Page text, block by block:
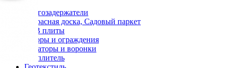
Снегозадержатели
Террасная доска, Садовый паркет
OSB плиты
Заборы и ограждения
Аэраторы и воронки
Утеплитель